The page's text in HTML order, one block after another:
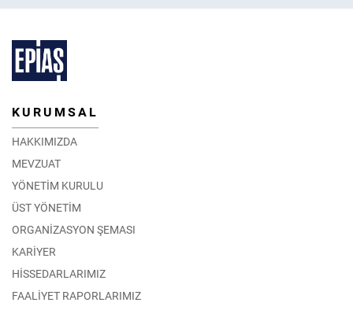
KURUMSAL
HAKKIMIZDA
MEVZUAT
YÖNETİM KURULU
ÜST YÖNETİM
ORGANİZASYON ŞEMASI
KARİYER
HİSSEDARLARIMIZ
FAALİYET RAPORLARIMIZ